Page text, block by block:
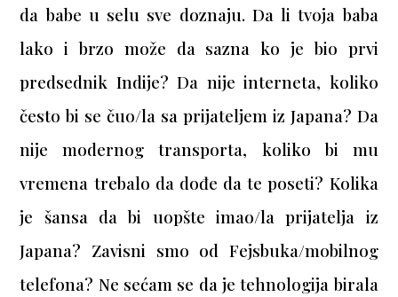
da babe u selu sve doznaju. Da li tvoja baba
lako i brzo može da sazna ko je bio prvi
predsednik Indije? Da nije interneta, koliko
često bi se čuo/la sa prijateljem iz Japana? Da
nije modernog transporta, koliko bi mu
vremena trebalo da dođe da te poseti? Kolika
je šansa da bi uopšte imao/la prijatelja iz
Japana? Zavisni smo od Fejsbuka/mobilnog
telefona? Ne sećam se da je tehnologija birala